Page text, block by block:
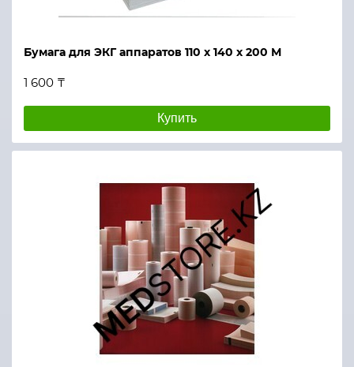
Бумага для ЭКГ аппаратов 110 х 140 х 200 М
1 600 ₸
Купить